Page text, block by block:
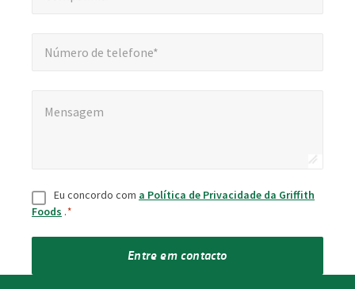
Número de telefone*
Mensagem
Consentimento
Eu concordo com a Política de Privacidade da Griffith
Foods .*
Entre em contacto